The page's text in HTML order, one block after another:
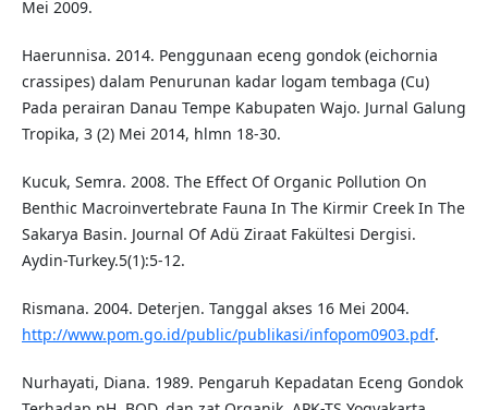
Mei 2009.
Haerunnisa. 2014. Penggunaan eceng gondok (eichornia
crassipes) dalam Penurunan kadar logam tembaga (Cu)
Pada perairan Danau Tempe Kabupaten Wajo. Jurnal Galung
Tropika, 3 (2) Mei 2014, hlmn 18-30.
Kucuk, Semra. 2008. The Effect Of Organic Pollution On
Benthic Macroinvertebrate Fauna In The Kirmir Creek In The
Sakarya Basin. Journal Of Adü Ziraat Fakültesi Dergisi.
Aydin-Turkey.5(1):5-12.
Rismana. 2004. Deterjen. Tanggal akses 16 Mei 2004.
http://www.pom.go.id/public/publikasi/infopom0903.pdf.
Nurhayati, Diana. 1989. Pengaruh Kepadatan Eceng Gondok